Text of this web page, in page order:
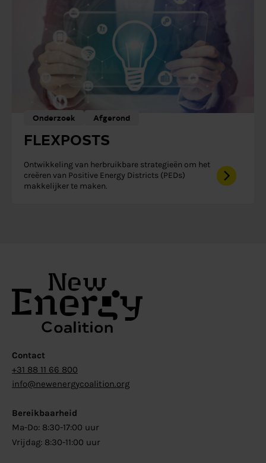
Onderzoek Afgerond
FLEXPOSTS
Ontwikkeling van herbruikbare strategieën om het
creëren van Positive Energy Districts (PEDs)
makkelijker te maken.
Contact
+31 88 11 66 800
info@newenergycoalition.org
Bereikbaarheid
Ma-Do: 8:30-17:00 uur
Vrijdag: 8:30-11:00 uur